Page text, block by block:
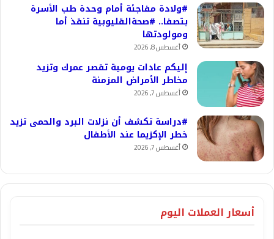
#ولادة مفاجئة أمام وحدة طب الأسرة
بتصفا.. #صحةالقليوبية تنقذ أما
ومولودتها
أغسطس 8, 2026
إليكم عادات يومية تقصر عمرك وتزيد
مخاطر الأمراض المزمنة
أغسطس 7, 2026
#دراسة تكشف أن نزلات البرد والحمى تزيد
خطر الإكزيما عند الأطفال
أغسطس 7, 2026
أسعار العملات اليوم